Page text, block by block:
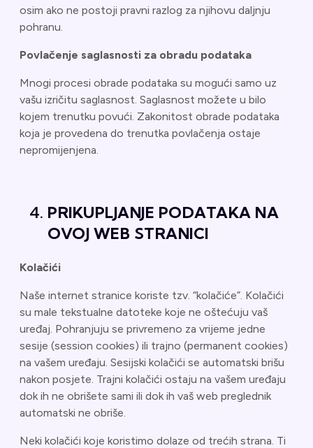
osim ako ne postoji pravni razlog za njihovu daljnju
pohranu.
Povlačenje saglasnosti za obradu podataka
Mnogi procesi obrade podataka su mogući samo uz
vašu izričitu saglasnost. Saglasnost možete u bilo
kojem trenutku povući. Zakonitost obrade podataka
koja je provedena do trenutka povlačenja ostaje
nepromijenjena.
PRIKUPLJANJE PODATAKA NA
OVOJ WEB STRANICI
Kolačići
Naše internet stranice koriste tzv. “kolačiće”. Kolačići
su male tekstualne datoteke koje ne oštećuju vaš
uređaj. Pohranjuju se privremeno za vrijeme jedne
sesije (session cookies) ili trajno (permanent cookies)
na vašem uređaju. Sesijski kolačići se automatski brišu
nakon posjete. Trajni kolačići ostaju na vašem uređaju
dok ih ne obrišete sami ili dok ih vaš web preglednik
automatski ne obriše.
Neki kolačići koje koristimo dolaze od trećih strana. Ti